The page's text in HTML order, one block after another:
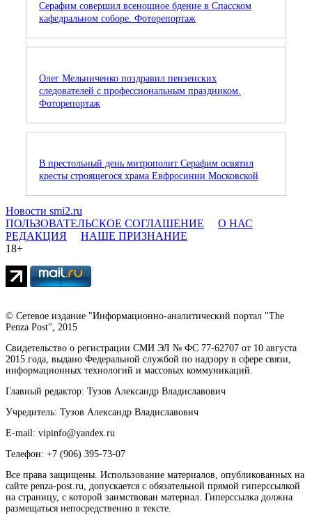
Серафим совершил всенощное бдение в Спасском
кафедральном соборе. Фоторепортаж
Олег Мельниченко поздравил пензенских
следователей с профессиональным праздником.
Фоторепортаж
В престольный день митрополит Серафим освятил
кресты строящегося храма Евфросинии Московской
Новости smi2.ru
ПОЛЬЗОВАТЕЛЬСКОЕ СОГЛАШЕНИЕ
О НАС
РЕДАКЦИЯ
НАШЕ ПРИЗНАНИЕ
18+
© Сетевое издание "Информационно-аналитический портал "The
Penza Post", 2015
Свидетельство о регистрации СМИ ЭЛ № ФС 77-62707 от 10 августа
2015 года, выдано Федеральной службой по надзору в сфере связи,
информационных технологий и массовых коммуникаций.
Главный редактор: Тузов Александр Владиславович
Учредитель: Тузов Александр Владиславович
E-mail: vipinfo@yandex.ru
Телефон: +7 (906) 395-73-07
Все права защищены. Использование материалов, опубликованных на
сайте penza-post.ru, допускается с обязательной прямой гиперссылкой
на страницу, с которой заимствован материал. Гиперссылка должна
размещаться непосредственно в тексте.